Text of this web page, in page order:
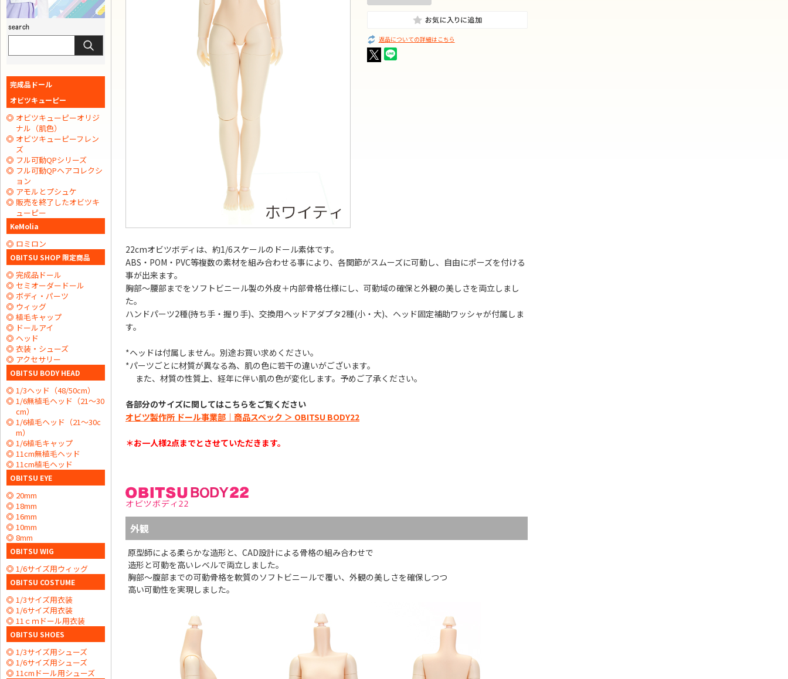
返品についての詳細はこちら
22cmオビツボディは、約1/6スケールのドール素体です。
ABS・POM・PVC等複数の素材を組み合わせる事により、各関節がスムーズに可動し、自由にポーズを付ける
事が出来ます。
胸部～腰部までをソフトビニール製の外皮＋内部骨格仕様にし、可動域の確保と外観の美しさを両立しまし
た。
ハンドパーツ2種(持ち手・握り手)、交換用ヘッドアダプタ2種(小・大)、ヘッド固定補助ワッシャが付属しま
す。
*ヘッドは付属しません。別途お買い求めください。
*パーツごとに材質が異なる為、肌の色に若干の違いがございます。
また、材質の性質上、経年に伴い肌の色が変化します。予めご了承ください。
各部分のサイズに関してはこちらをご覧ください
オビツ製作所 ドール事業部｜商品スペック ＞ OBITSU BODY22
＊お一人様2点までとさせていただきます。
外観
原型師による柔らかな造形と、CAD設計による骨格の組み合わせで
造形と可動を高いレベルで両立しました。
胸部～腹部までの可動骨格を軟質のソフトビニールで覆い、外観の美しさを確保しつつ
高い可動性を実現しました。
完成品ドール
オビツキューピー
オビツキューピーオリジ
ナル（肌色）
オビツキューピーフレン
ズ
フル可動QPシリーズ
フル可動QPヘアコレクシ
ョン
アモルとプシュケ
販売を終了したオビツキ
ューピー
KeMolia
ロミロン
OBITSU SHOP 限定商品
完成品ドール
セミオーダードール
ボディ・パーツ
ウィッグ
植毛キャップ
ドールアイ
ヘッド
衣装・シューズ
アクセサリー
OBITSU BODY HEAD
1/3ヘッド（48/50cm）
1/6無植毛ヘッド（21～30
cm）
1/6植毛ヘッド（21～30c
m）
1/6植毛キャップ
11cm無植毛ヘッド
11cm植毛ヘッド
OBITSU EYE
20mm
18mm
16mm
10mm
8mm
OBITSU WIG
1/6サイズ用ウィッグ
OBITSU COSTUME
1/3サイズ用衣装
1/6サイズ用衣装
11ｃｍドール用衣装
OBITSU SHOES
1/3サイズ用シューズ
1/6サイズ用シューズ
11cmドール用シューズ